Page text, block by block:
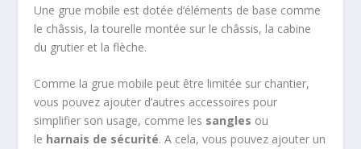
Une grue mobile est dotée d’éléments de base comme
le châssis, la tourelle montée sur le châssis, la cabine
du grutier et la flèche.
Comme la grue mobile peut être limitée sur chantier,
vous pouvez ajouter d’autres accessoires pour
simplifier son usage, comme les sangles ou
le harnais de sécurité. A cela, vous pouvez ajouter un